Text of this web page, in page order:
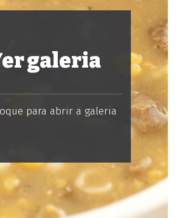
galeria
para abrir a galeria